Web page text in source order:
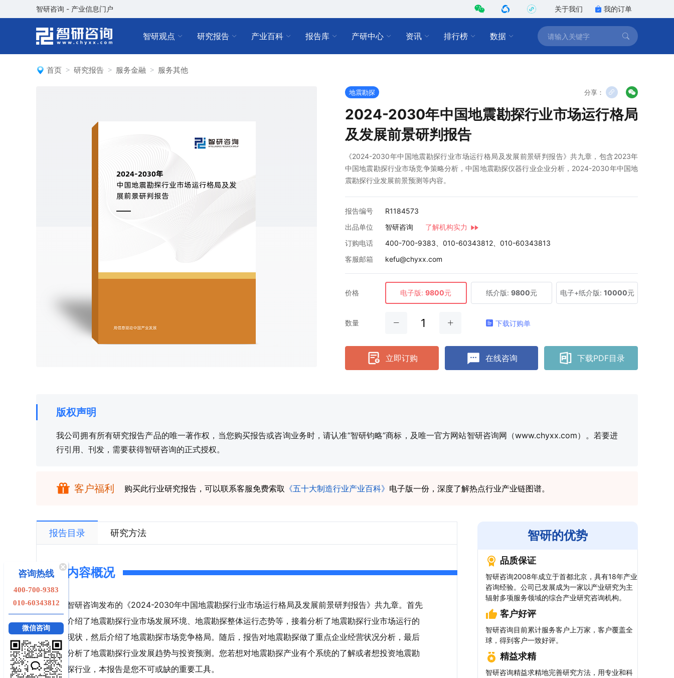
智研咨询 - 产业信息门户 关于我们 我的订单
智研观点 研究报告 产业百科 报告库 产研中心 资讯 排行榜 数据
首页 研究报告 服务金融 服务其他
地震勘探 分享：
2024-2030年中国地震勘探行业市场运行格局
及发展前景研判报告
《2024-2030年中国地震勘探行业市场运行格局及发展前景研判报告》共九章，包含2023年
中国地震勘探行业市场竞争策略分析，中国地震勘探仪器行业企业分析，2024-2030年中国地
震勘探行业发展前景预测等内容。
报告编号
R1184573
出品单位
智研咨询
了解机构实力
订购电话
400-700-9383、010-60343812、010-60343813
客服邮箱
kefu@chyxx.com
价格 电子版: 9800元 纸介版: 9800元 电子+纸介版: 10000元
数量 下载订购单
立即订购 在线咨询 下载PDF目录
版权声明
我公司拥有所有研究报告产品的唯一著作权，当您购买报告或咨询业务时，请认准“智研钧略”商标，及唯一官方网站智研咨询网（www.chyxx.com）。若要进
行引用、刊发，需要获得智研咨询的正式授权。
客户福利 购买此行业研究报告，可以联系客服免费索取 《五十大制造行业产业百科》 电子版一份，深度了解热点行业产业链图谱。
报告目录 研究方法
内容概况
智研咨询发布的《2024-2030年中国地震勘探行业市场运行格局及发展前景研判报告》共九章。首先
介绍了地震勘探行业市场发展环境、地震勘探整体运行态势等，接着分析了地震勘探行业市场运行的
现状，然后介绍了地震勘探市场竞争格局。随后，报告对地震勘探做了重点企业经营状况分析，最后
分析了地震勘探行业发展趋势与投资预测。您若想对地震勘探产业有个系统的了解或者想投资地震勘
探行业，本报告是您不可或缺的重要工具。
智研的优势
品质保证
智研咨询2008年成立于首都北京，具有18年产业
咨询经验。公司已发展成为一家以产业研究为主
辐射多项服务领域的综合产业研究咨询机构。
客户好评
智研咨询目前累计服务客户上万家，客户覆盖全
球，得到客户一致好评。
精益求精
智研咨询精益求精地完善研究方法，用专业和科
咨询热线
400-700-9383
010-60343812
微信咨询